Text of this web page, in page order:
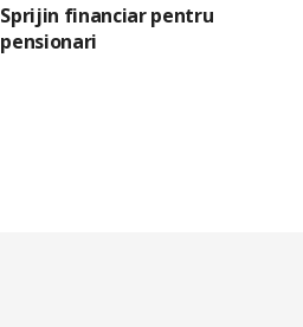
Sprijin financiar pentru
pensionari